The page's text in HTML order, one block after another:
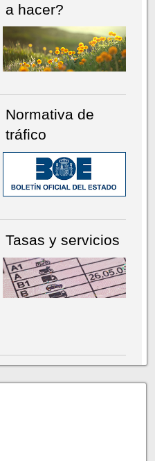
a hacer?
Normativa de
tráfico
Tasas y servicios